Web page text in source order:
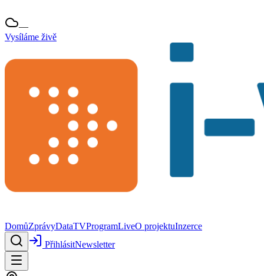
—
Vysíláme živě
DomůZprávyDataTVProgramLiveO projektuInzerce
PřihlásitNewsletter